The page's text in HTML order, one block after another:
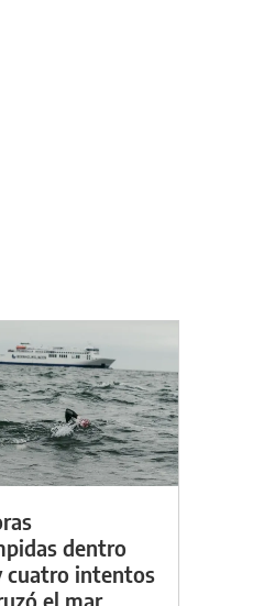
dentro
cuatro intentos
el mar